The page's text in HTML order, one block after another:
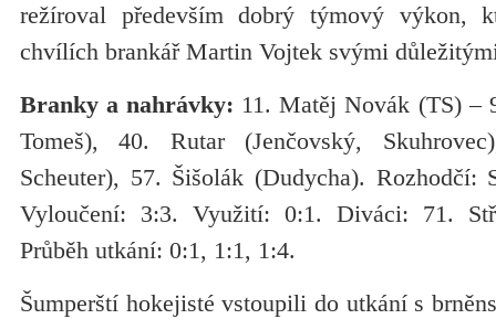
režíroval především dobrý týmový výkon,
chvílích brankář Martin Vojtek svými
Branky a nahrávky: 11. Matěj Novák (TS) –
Tomeš), 40. Rutar (Jenčovský,
Scheuter), 57. Šišolák (Dudycha).
Vyloučení: 3:3. Využití: 0:1. Diváci: 71.
Průběh utkání: 0:1, 1:1, 1:4.
Šumperští hokejisté vstoupili do utkání s